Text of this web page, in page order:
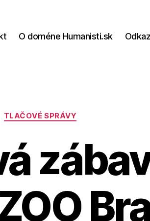
O doméne Humanisti.sk
Kategórie
TLAČOVÉ SPRÁVY